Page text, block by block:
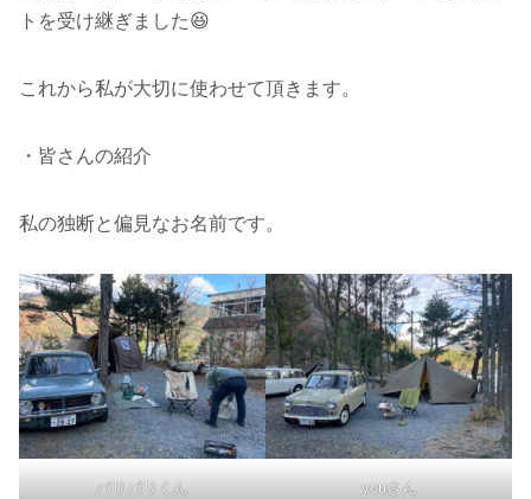
トを受け継ぎました😆
これから私が大切に使わせて頂きます。
・皆さんの紹介
私の独断と偏見なお名前です。
パリパリくん youさん